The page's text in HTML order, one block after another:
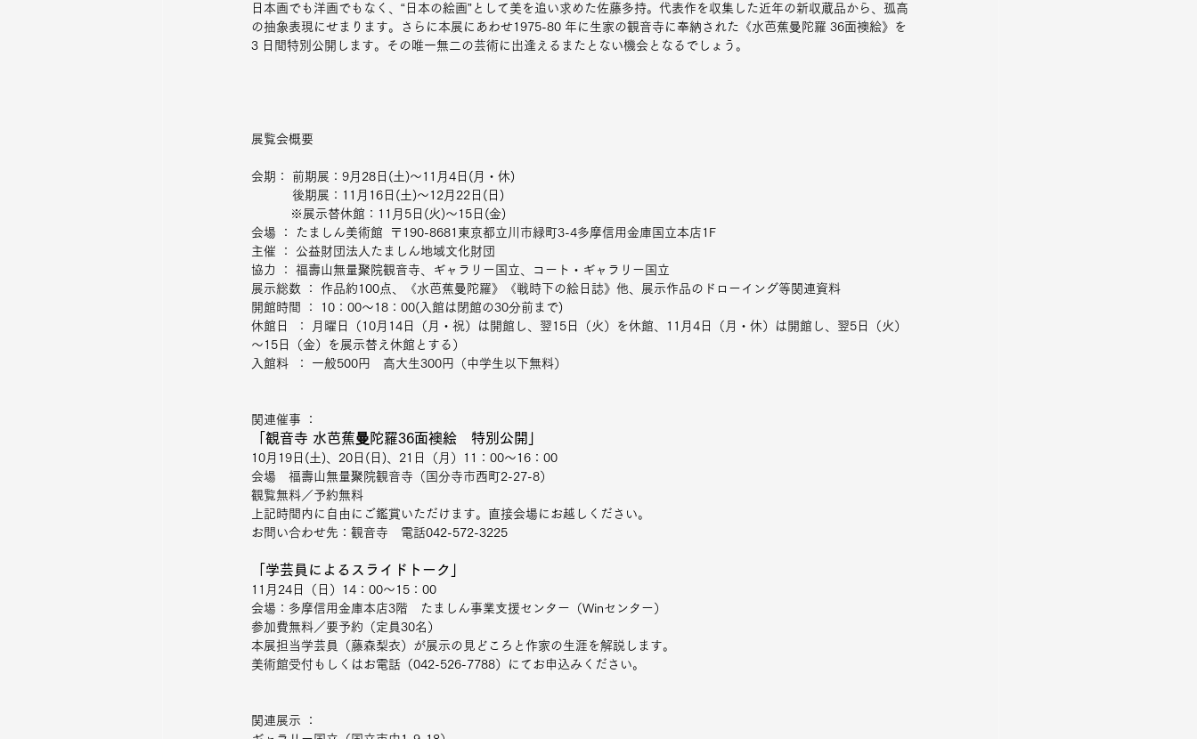
日本画でも洋画でもなく、“日本の絵画”として美を追い求めた佐藤多持。代表作を収集した近年の新収蔵品から、孤高
の抽象表現にせまります。さらに本展にあわせ1975-80 年に生家の観音寺に奉納された《水芭蕉曼陀羅 36面襖絵》を
3 日間特別公開します。その唯一無二の芸術に出逢えるまたとない機会となるでしょう。
展覧会概要
会期： 前期展：9月28日(土)～11月4日(月・休)
後期展：11月16日(土)～12月22日(日)
           ※展示替休館：11月5日(火)～15日(金)
会場 ： たましん美術館  〒190-8681東京都立川市緑町3-4多摩信用金庫国立本店1F
主催 ： 公益財団法人たましん地域文化財団
協力 ： 福壽山無量聚院観音寺、ギャラリー国立、コート・ギャラリー国立
展示総数 ： 作品約100点、《水芭蕉曼陀羅》《戦時下の絵日誌》他、展示作品のドローイング等関連資料
開館時間 ： 10：00～18：00(入館は閉館の30分前まで)
休館日  ： 月曜日（10月14日（月・祝）は開館し、翌15日（火）を休館、11月4日（月・休）は開館し、翌5日（火）
～15日（金）を展示替え休館とする）
入館料  ： 一般500円　高大生300円（中学生以下無料）
関連催事 ：
「観音寺 水芭蕉曼陀羅36面襖絵　特別公開」
10月19日(土)、20日(日)、21日（月）11：00～16：00
会場　福壽山無量聚院観音寺（国分寺市西町2-27-8）
観覧無料／予約無料
上記時間内に自由にご鑑賞いただけます。直接会場にお越しください。
お問い合わせ先：観音寺　電話042-572-3225
「学芸員によるスライドトーク」
11月24日（日）14：00～15：00
会場：多摩信用金庫本店3階　たましん事業支援センター（Winセンター）
参加費無料／要予約（定員30名）
本展担当学芸員（藤森梨衣）が展示の見どころと作家の生涯を解説します。
美術館受付もしくはお電話（042-526-7788）にてお申込みください。
関連展示 ：